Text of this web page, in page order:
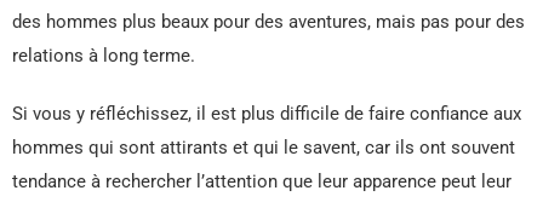
des hommes plus beaux pour des aventures, mais pas pour des
relations à long terme.
Si vous y réfléchissez, il est plus difficile de faire confiance aux
hommes qui sont attirants et qui le savent, car ils ont souvent
tendance à rechercher l’attention que leur apparence peut leur